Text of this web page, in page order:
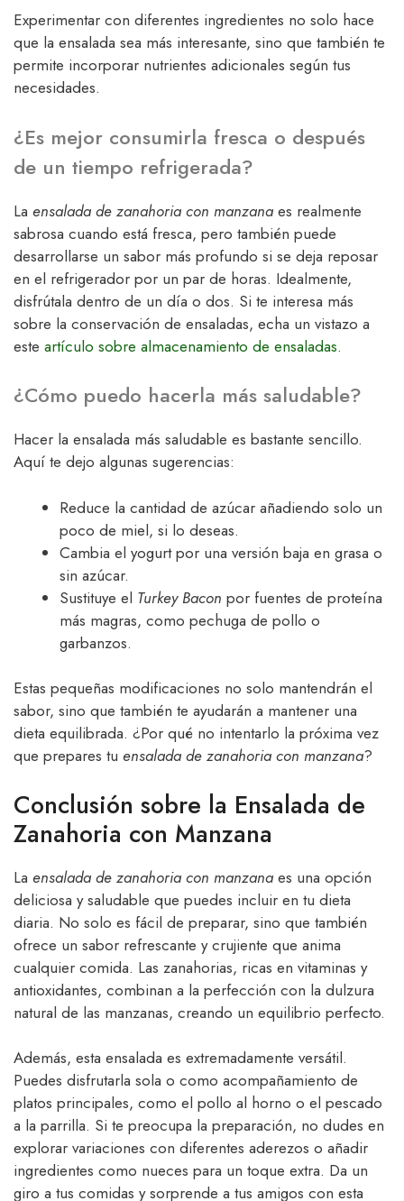
Experimentar con diferentes ingredientes no solo hace
que la ensalada sea más interesante, sino que también te
permite incorporar nutrientes adicionales según tus
necesidades.
¿Es mejor consumirla fresca o después
de un tiempo refrigerada?
La ensalada de zanahoria con manzana es realmente
sabrosa cuando está fresca, pero también puede
desarrollarse un sabor más profundo si se deja reposar
en el refrigerador por un par de horas. Idealmente,
disfrútala dentro de un día o dos. Si te interesa más
sobre la conservación de ensaladas, echa un vistazo a
este artículo sobre almacenamiento de ensaladas.
¿Cómo puedo hacerla más saludable?
Hacer la ensalada más saludable es bastante sencillo.
Aquí te dejo algunas sugerencias:
Reduce la cantidad de azúcar añadiendo solo un
poco de miel, si lo deseas.
Cambia el yogurt por una versión baja en grasa o
sin azúcar.
Sustituye el Turkey Bacon por fuentes de proteína
más magras, como pechuga de pollo o
garbanzos.
Estas pequeñas modificaciones no solo mantendrán el
sabor, sino que también te ayudarán a mantener una
dieta equilibrada. ¿Por qué no intentarlo la próxima vez
que prepares tu ensalada de zanahoria con manzana?
Conclusión sobre la Ensalada de
Zanahoria con Manzana
La ensalada de zanahoria con manzana es una opción
deliciosa y saludable que puedes incluir en tu dieta
diaria. No solo es fácil de preparar, sino que también
ofrece un sabor refrescante y crujiente que anima
cualquier comida. Las zanahorias, ricas en vitaminas y
antioxidantes, combinan a la perfección con la dulzura
natural de las manzanas, creando un equilibrio perfecto.
Además, esta ensalada es extremadamente versátil.
Puedes disfrutarla sola o como acompañamiento de
platos principales, como el pollo al horno o el pescado
a la parrilla. Si te preocupa la preparación, no dudes en
explorar variaciones con diferentes aderezos o añadir
ingredientes como nueces para un toque extra. Da un
giro a tus comidas y sorprende a tus amigos con esta